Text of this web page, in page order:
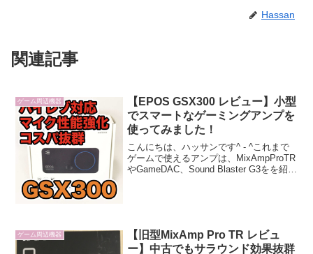
Hassan
関連記事
ゲーム周辺機器
【EPOS GSX300 レビュー】小型
でスマートなゲーミングアンプを
使ってみました！
こんにちは、ハッサンです^ - ^これまで
ゲームで使えるアンプは、MixAmpProTR
やGameDAC、Sound Blaster G3をを紹介
ゲーム周辺機器
【旧型MixAmp Pro TR レビュ
ー】中古でもサラウンド効果抜群